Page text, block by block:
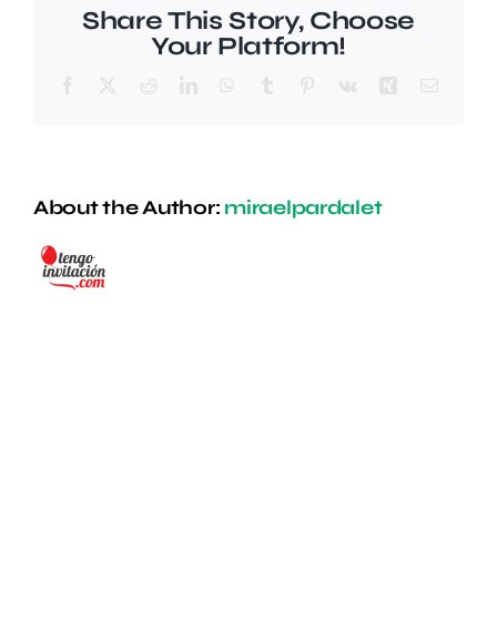
Share This Story, Choose
Your Platform!
Facebook RedditLinkedInWhatsApp
Tumblr Pinterest
Vk XingEmail
About the Author: miraelpardalet